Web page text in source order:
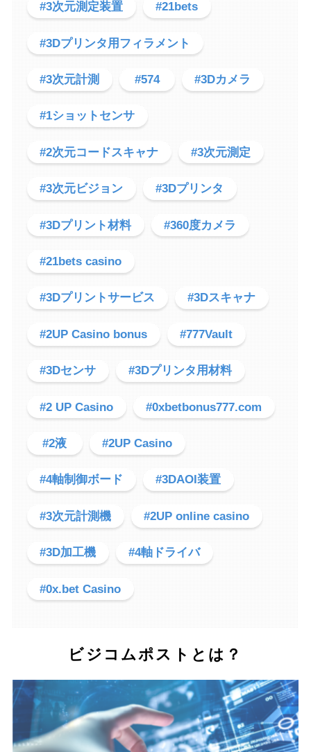
#3次元測定装置 #21bets
#3Dプリンタ用フィラメント
#3次元計測 #574 #3Dカメラ
#1ショットセンサ
#2次元コードスキャナ #3次元測定
#3次元ビジョン #3Dプリンタ
#3Dプリント材料 #360度カメラ
#21bets casino
#3Dプリントサービス #3Dスキャナ
#2UP Casino bonus #777Vault
#3Dセンサ #3Dプリンタ用材料
#2 UP Casino #0xbetbonus777.com
#2液 #2UP Casino
#4軸制御ボード #3DAOI装置
#3次元計測機 #2UP online casino
#3D加工機 #4軸ドライバ
#0x.bet Casino
ビジコムポストとは？